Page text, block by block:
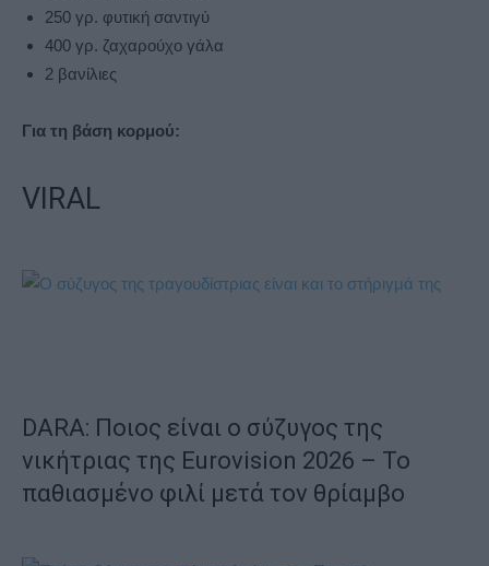
250 γρ. φυτική σαντιγύ
400 γρ. ζαχαρούχο γάλα
2 βανίλιες
Για τη βάση κορμού:
VIRAL
DARA: Ποιος είναι ο σύζυγος της
νικήτριας της Eurovision 2026 – Το
παθιασμένο φιλί μετά τον θρίαμβο